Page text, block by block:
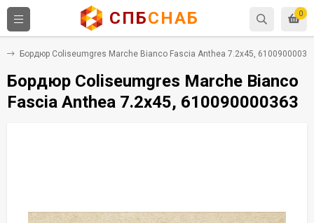
0
СПБСНАБ
Бордюр Coliseumgres Marche Bianco Fascia Anthea 7.2x45,
Бордюр Coliseumgres Marche Bianco
Fascia Anthea 7.2x45, 610090000363